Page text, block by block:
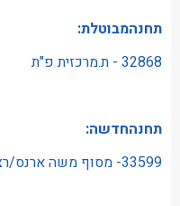
תחנהמבוטלת:
32868 - ת.מרכזית פ"ת
תחנהחדשה:
33599- מסוף משה ארנס/רציפים (רציף 1)